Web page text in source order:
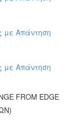
με Απάντηση
με Απάντηση
FROM EDGE